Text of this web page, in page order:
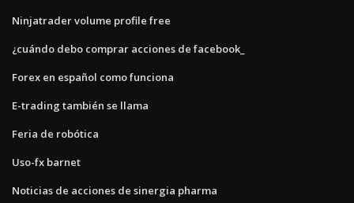
Ninjatrader volume profile free
¿cuándo debo comprar acciones de facebook_
Forex en español como funciona
E-trading también se llama
Feria de robótica
Uso-fx barnet
Noticias de acciones de sinergia pharma